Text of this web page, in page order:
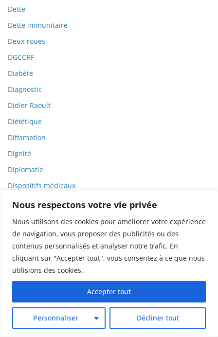
Nous respectons votre vie privée
Nous utilisons des cookies pour améliorer votre expérience
de navigation, vous proposer des publicités ou des
contenus personnalisés et analyser notre trafic. En
cliquant sur "Accepter tout", vous consentez à ce que nous
utilisions des cookies.
Personnaliser Décliner tout
Accepter tout
Dette
Dette immunitaire
Deux-roues
DGCCRF
Diabète
Diagnostic
Didier Raoult
Diététique
Diffamation
Dignité
Diplomatie
Dispositifs médicaux
Dlct
Doctolib
Documentaire
DODGE
Donald Trump
Dons
Droit de la consommation